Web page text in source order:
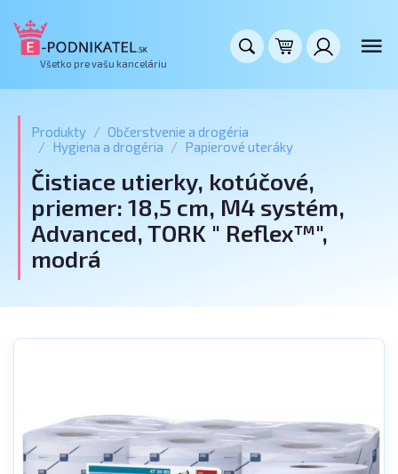
Všetko pre vašu kanceláriu
Produkty
Občerstvenie a drogéria
Hygiena a drogéria
Papierové uteráky
Čistiace utierky, kotúčové,
priemer: 18,5 cm, M4 systém,
Advanced, TORK " Reflex™",
modrá